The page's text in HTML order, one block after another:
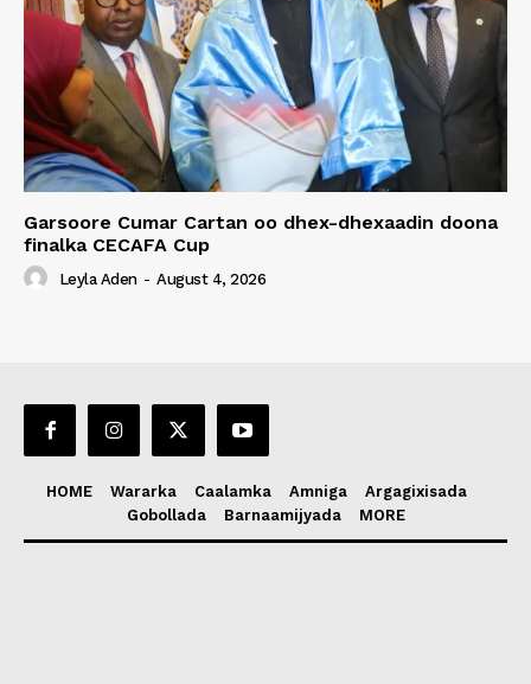
Garsoore Cumar Cartan oo dhex-dhexaadin doona
finalka CECAFA Cup
Leyla Aden - August 4, 2026
HOME Wararka Caalamka Amniga
Argagixisada
Gobollada
Barnaamijyada MORE